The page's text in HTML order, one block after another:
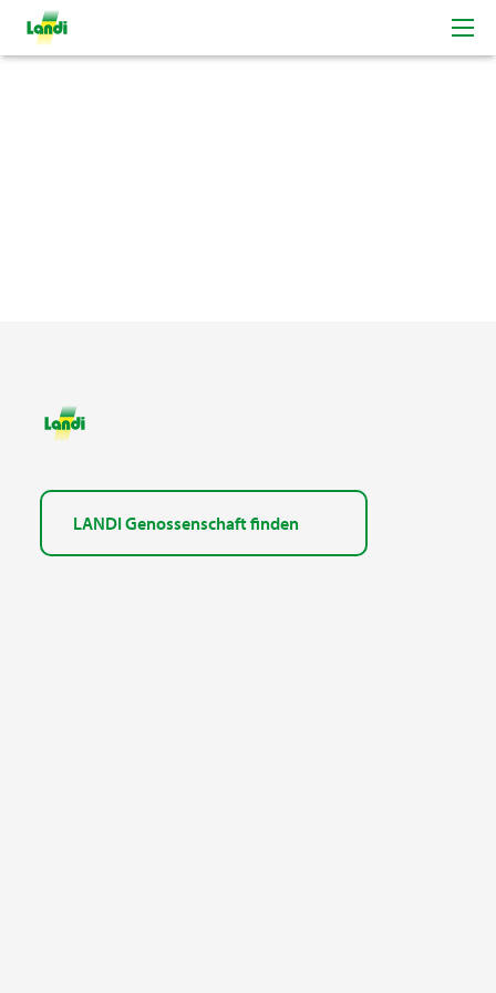
LANDI Genossenschaft finden